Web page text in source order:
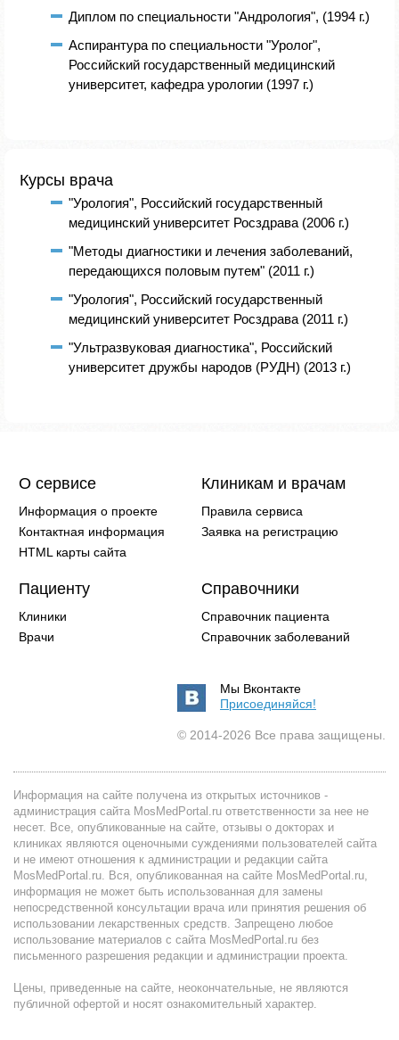
Диплом по специальности "Андрология", (1994 г.)
Аспирантура по специальности "Уролог",
Российский государственный медицинский
университет, кафедра урологии (1997 г.)
Курсы врача
"Урология", Российский государственный
медицинский университет Росздрава (2006 г.)
"Методы диагностики и лечения заболеваний,
передающихся половым путем" (2011 г.)
"Урология", Российский государственный
медицинский университет Росздрава (2011 г.)
"Ультразвуковая диагностика", Российский
университет дружбы народов (РУДН) (2013 г.)
О сервисе
Информация о проекте
Контактная информация
HTML карты сайта
Клиникам и врачам
Правила сервиса
Заявка на регистрацию
Пациенту
Клиники
Врачи
Справочники
Справочник пациента
Справочник заболеваний
Мы Вконтакте
Присоединяйся!
© 2014-2026 Все права защищены.
Информация на сайте получена из открытых источников -
администрация сайта MosMedPortal.ru ответственности за нее не
несет. Все, опубликованные на сайте, отзывы о докторах и
клиниках являются оценочными суждениями пользователей сайта
и не имеют отношения к администрации и редакции сайта
MosMedPortal.ru. Вся, опубликованная на сайте MosMedPortal.ru,
информация не может быть использованная для замены
непосредственной консультации врача или принятия решения об
использовании лекарственных средств. Запрещено любое
использование материалов с сайта MosMedPortal.ru без
письменного разрешения редакции и администрации проекта.
Цены, приведенные на сайте, неокончательные, не являются
публичной офертой и носят ознакомительный характер.